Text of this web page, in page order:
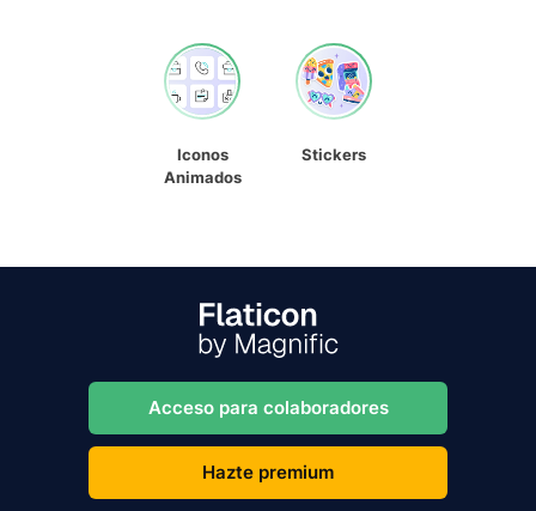
Iconos
Animados
Stickers
Acceso para colaboradores
Hazte premium